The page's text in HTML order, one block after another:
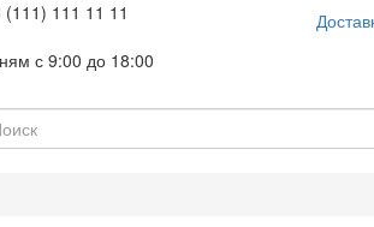
(111) 111 11 11
с 9:00 до 18:00